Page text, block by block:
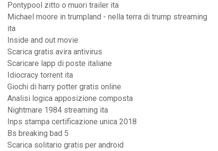
Pontypool zitto o muori trailer ita
Michael moore in trumpland - nella terra di trump streaming
ita
Inside and out movie
Scarica gratis avira antivirus
Scaricare lapp di poste italiane
Idiocracy torrent ita
Giochi di harry potter gratis online
Analisi logica apposizione composta
Nightmare 1984 streaming ita
Inps stampa certificazione unica 2018
Bs breaking bad 5
Scarica solitario gratis per android